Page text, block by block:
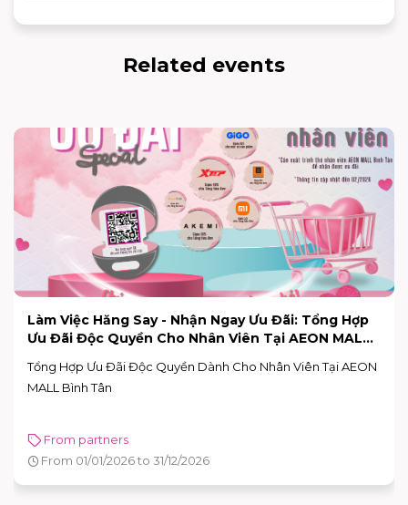
Related events
Làm Việc Hăng Say - Nhận Ngay Ưu Đãi: Tổng Hợp
Ưu Đãi Độc Quyền Cho Nhân Viên Tại AEON MALL
Tổng Hợp Ưu Đãi Độc Quyền Dành Cho Nhân Viên Tại AEON
MALL Bình Tân
From partners
From 01/01/2026 to 31/12/2026